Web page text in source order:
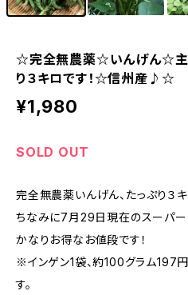
☆完全無農薬☆いんげん☆主
り３キロです！☆信州産♪☆
¥1,980
SOLD OUT
完全無農薬いんげん、たっぷり３キ
ちなみに7月29日現在のスーパ
かなりお得なお値段です！
※インゲン1袋、約100グラム197
す。